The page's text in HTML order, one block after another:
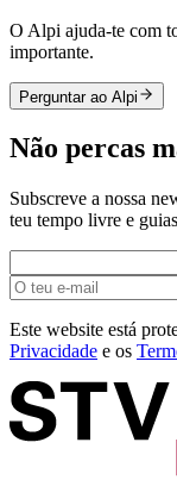
O Alpi ajuda-te com
importante.
Perguntar ao Alpi
Não percas
Subscreve a nossa
teu tempo livre e
Este website está
Privacidade e os